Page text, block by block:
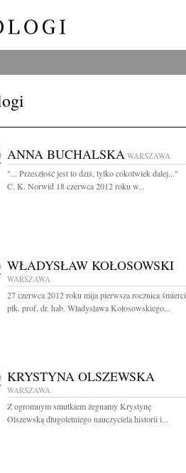
ANNA BUCHALSKA WARSZAWA
"... Przeszłość jest to dziś, tylko cokolwiek dalej..."
C. K. Norwid 18 czerwca 2012 roku w...
WŁADYSŁAW KOŁOSOWSKI
WARSZAWA
27 czerwca 2012 roku mija pierwsza rocznica śmierci
płk. prof. dr. hab. Władysława Kołosowskiego...
KRYSTYNA OLSZEWSKA
WARSZAWA
Z ogromnym smutkiem żegnamy Krystynę
Olszewską długoletniego nauczyciela historii i...